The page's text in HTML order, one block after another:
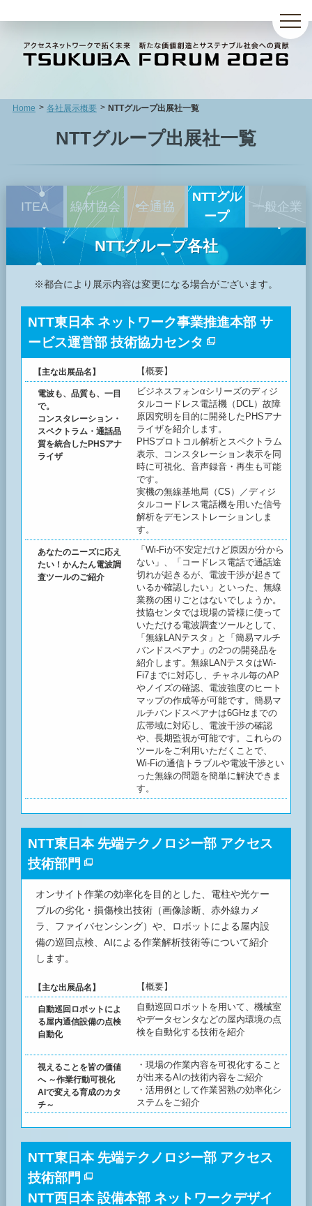
Home 各社展示概要 NTTグループ出展社一覧
NTTグループ出展社一覧
ITEA 線材協会 全通協
NTTグル
ープ
一般企業
NTTグループ各社
※都合により展示内容は変更になる場合がございます。
NTT東日本 ネットワーク事業推進本部 サ
ービス運営部 技術協力センタ
【主な出展品名】 【概要】
電波も、品質も、一目
で。
コンスタレーション・
スペクトラム・通話品
質を統合したPHSアナ
ライザ
ビジネスフォンαシリーズのディジ
タルコードレス電話機（DCL）故障
原因究明を目的に開発したPHSアナ
ライザを紹介します。
PHSプロトコル解析とスペクトラム
表示、コンスタレーション表示を同
時に可視化、音声録音・再生も可能
です。
実機の無線基地局（CS）／ディジ
タルコードレス電話機を用いた信号
解析をデモンストレーションしま
す。
あなたのニーズに応え
たい！かんたん電波調
査ツールのご紹介
「Wi-Fiが不安定だけど原因が分から
ない」、「コードレス電話で通話途
切れが起きるが、電波干渉が起きて
いるか確認したい」といった、無線
業務の困りごとはないでしょうか。
技協センタでは現場の皆様に使って
いただける電波調査ツールとして、
「無線LANテスタ」と「簡易マルチ
バンドスペアナ」の2つの開発品を
紹介します。無線LANテスタはWi-
Fi7までに対応し、チャネル毎のAP
やノイズの確認、電波強度のヒート
マップの作成等が可能です。簡易マ
ルチバンドスペアナは6GHzまでの
広帯域に対応し、電波干渉の確認
や、長期監視が可能です。これらの
ツールをご利用いただくことで、
Wi-Fiの通信トラブルや電波干渉とい
った無線の問題を簡単に解決できま
す。
NTT東日本 先端テクノロジー部 アクセス
技術部門
オンサイト作業の効率化を目的とした、電柱や光ケー
ブルの劣化・損傷検出技術（画像診断、赤外線カメ
ラ、ファイバセンシング）や、ロボットによる屋内設
備の巡回点検、AIによる作業解析技術等について紹介
します。
【主な出展品名】 【概要】
自動巡回ロボットによ
る屋内通信設備の点検
自動化
自動巡回ロボットを用いて、機械室
やデータセンタなどの屋内環境の点
検を自動化する技術を紹介
視えることを皆の価値
へ ～作業行動可視化
AIで変える育成のカタ
チ～
・現場の作業内容を可視化すること
が出来るAIの技術内容をご紹介
・活用例として作業習熟の効率化シ
ステムをご紹介
NTT東日本 先端テクノロジー部 アクセス
技術部門
NTT西日本 設備本部 ネットワークデザイ